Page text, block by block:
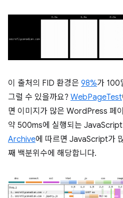
이 출처의 FID 환경은 98%가 100
그럴 수 있을까요? WebPageTest
면 이미지가 많은 WordPress 페
약 500ms에 실행되는
Archive에 따르면 JavaScript가
째 백분위수에 해당합니다.